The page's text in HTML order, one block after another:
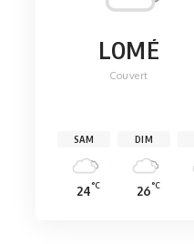
LOMÉ
Couvert
SAM
24°C
DIM
26°C